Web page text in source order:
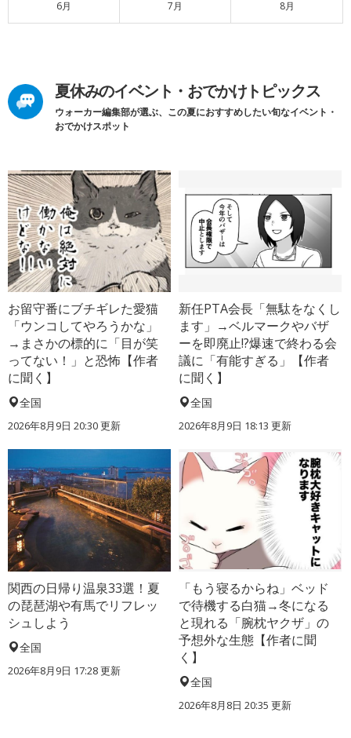
6月 7月 8月
夏休みのイベント・おでかけトピックス
ウォーカー編集部が選ぶ、この夏におすすめしたい旬なイベント・
おでかけスポット
お留守番にブチギレた愛猫
「ウンコしてやろうかな」
→まさかの標的に「目が笑
ってない！」と恐怖【作者
に聞く】
全国
2026年8月9日 20:30更新
新任PTA会長「無駄をなくし
ます」→ベルマークやバザ
ーを即廃止!?爆速で終わる会
議に「有能すぎる」【作者
に聞く】
全国
2026年8月9日 18:13 更新
関西の日帰り温泉33選！夏
の琵琶湖や有馬でリフレッ
シュしよう
全国
2026年8月9日 17:28更新
「もう寝るからね」ベッド
で待機する白猫→冬になる
と現れる「腕枕ヤクザ」の
予想外な生態【作者に聞
く】
全国
2026年8月8日 20:35 更新